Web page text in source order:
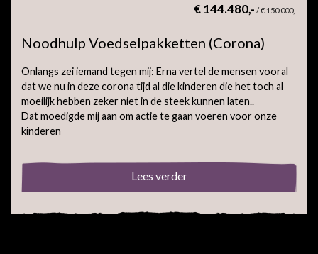
€ 144.480,- /€ 150.000,-
Noodhulp Voedselpakketten (Corona)
Onlangs zei iemand tegen mij: Erna vertel de mensen vooral
dat we nu in deze corona tijd al die kinderen die het toch al
moeilijk hebben zeker niet in de steek kunnen laten..
Dat moedigde mij aan om actie te gaan voeren voor onze
kinderen
Lees verder